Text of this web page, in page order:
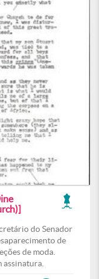
do Senador
de
de moda.